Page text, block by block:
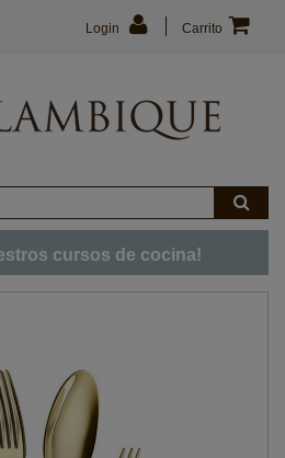
Carrito
Login
cursos de cocina!